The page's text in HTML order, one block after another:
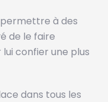
permettre à des
de le faire
confier une plus
dans tous les